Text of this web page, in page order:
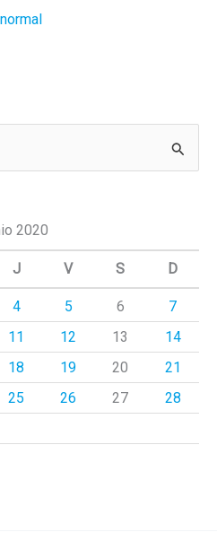
2020
J V S D
4 5 6
7
11 12 13
14
18 19 20
21
25 26 27
28